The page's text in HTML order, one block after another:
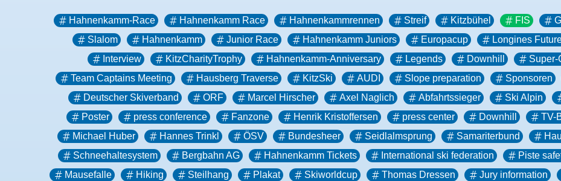
Hahnenkamm-Race Hahnenkamm Race Hahnenkammrennen Streif Kitzbühel FIS
Slalom
Hahnenkamm Junior Race Hahnenkamm Juniors Europacup Longines
Interview
KitzCharityTrophy Hahnenkamm-Anniversary Legends Downhill Super-
Team Captains Meeting
Hausberg Traverse KitzSki AUDI Slope preparation Sponsoren
Deutscher Skiverband
ORF Marcel Hirscher Axel Naglich Abfahrtssieger Ski Alpin
Poster
press conference Fanzone Henrik Kristoffersen press center Downhill TV-
Michael Huber
Hannes Trinkl ÖSV Bundesheer Seidlalmsprung Samariterbund
Schneehaltesystem
Bergbahn AG Hahnenkamm Tickets International ski federation Piste
Mausefalle
Hiking Steilhang Plakat Skiworldcup Thomas Dressen Jury information